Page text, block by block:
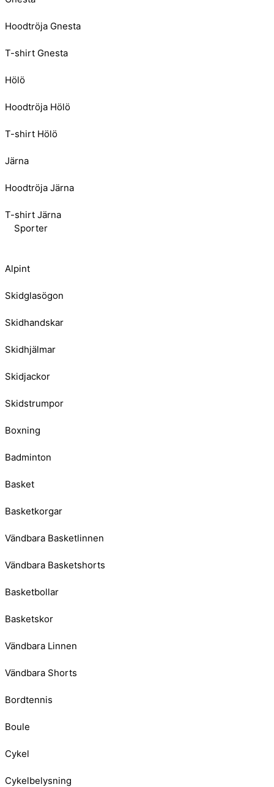
Hoodtröja Gnesta
T-shirt Gnesta
Hölö
Hoodtröja Hölö
T-shirt Hölö
Järna
Hoodtröja Järna
T-shirt Järna
Sporter
Alpint
Skidglasögon
Skidhandskar
Skidhjälmar
Skidjackor
Skidstrumpor
Boxning
Badminton
Basket
Basketkorgar
Vändbara Basketlinnen
Vändbara Basketshorts
Basketbollar
Basketskor
Vändbara Linnen
Vändbara Shorts
Bordtennis
Boule
Cykel
Cykelbelysning